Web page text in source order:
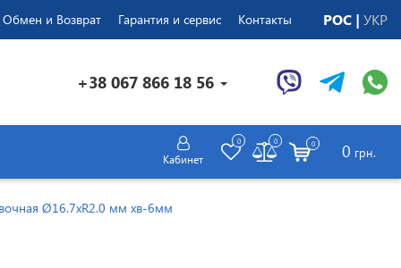
Обмен и Возврат Гарантия и сервис Контакты РОС УКР
+38 067 866 18 56
Кабинет
0 0 0 0 грн.
Ø16.7хR2.0 мм хв-6мм